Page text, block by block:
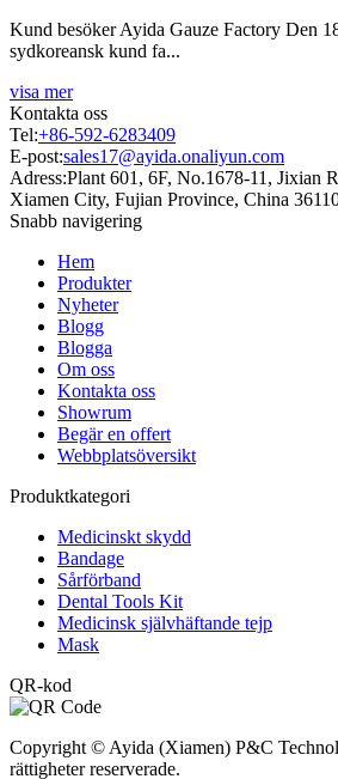
Kund besöker Ayida Gauze Factory Den
sydkoreansk kund fa...
visa mer
Kontakta oss
Tel:+86-592-6283409
E-post:sales17@ayida.onaliyun.com
Adress:Plant 601, 6F, No.1678-11, Jixian
Xiamen City, Fujian Province, China
Snabb navigering
Hem
Produkter
Nyheter
Blogg
Blogga
Om oss
Kontakta oss
Showrum
Begär en offert
Webbplatsöversikt
Produktkategori
Medicinskt skydd
Bandage
Sårförband
Dental Tools Kit
Medicinsk självhäftande tejp
Mask
QR-kod
Copyright © Ayida (Xiamen) P&C
rättigheter reserverade.